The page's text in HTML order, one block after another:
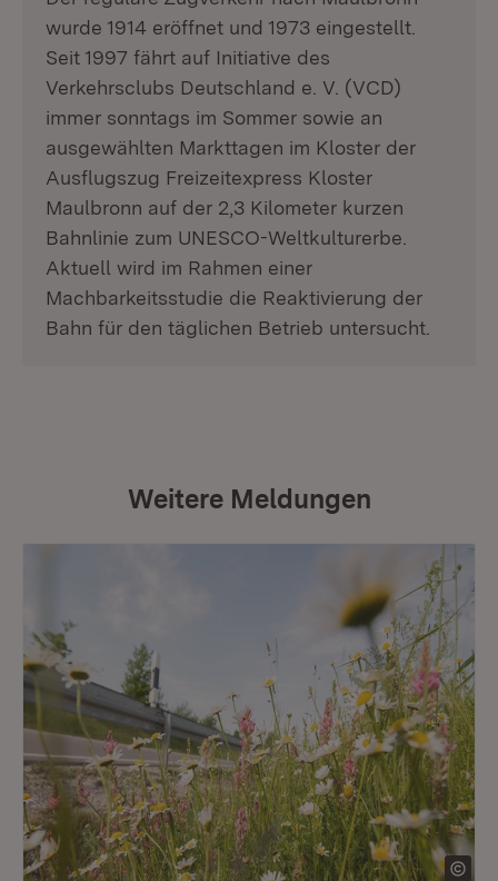
wurde 1914 eröffnet und 1973 eingestellt.
Seit 1997 fährt auf Initiative des
Verkehrsclubs Deutschland e. V. (VCD)
immer sonntags im Sommer sowie an
ausgewählten Markttagen im Kloster der
Ausflugszug Freizeitexpress Kloster
Maulbronn auf der 2,3 Kilometer kurzen
Bahnlinie zum UNESCO-Weltkulturerbe.
Aktuell wird im Rahmen einer
Machbarkeitsstudie die Reaktivierung der
Bahn für den täglichen Betrieb untersucht.
Weitere Meldungen